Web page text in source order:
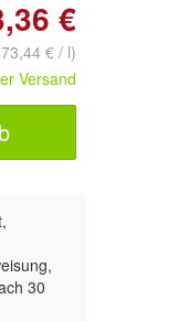
€
€ / l)
Versand
30